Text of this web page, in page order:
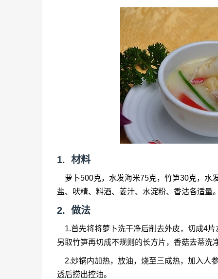
1. 材料
萝卜500克，水发海米75克，竹笋30克，水
盐、吠精、料酒、姜汁、水淀粉、香沽各适量
2. 做法
1.首先将将萝卜洗干净后削去外皮，切成4
另取竹笋再切成不规则的长方片，香菇去蒂洗
2.炒锅内加热，放油，烧至三成热，加入人
透后捞出控油。